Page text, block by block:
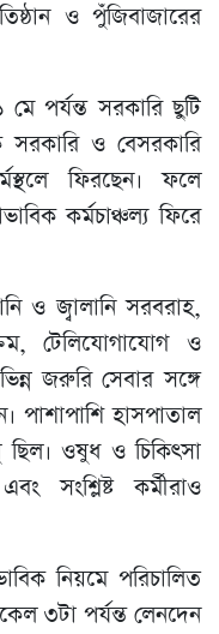
ও পুঁজিবাজারের
পর্যন্ত সরকারি ছুটি
ও বেসরকারি
ফিরছেন। ফলে
কর্মচাঞ্চল্য ফিরে
ও জ্বালানি সরবরাহ,
টেলিযোগাযোগ ও
জরুরি সেবার সঙ্গে
পাশাপাশি হাসপাতাল
ছিল। ওষুধ ও চিকিৎসা
সংশ্লিষ্ট কর্মীরাও
নিয়মে পরিচালিত
৩টা পর্যন্ত লেনদেন